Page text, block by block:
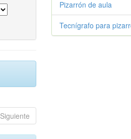
Siguiente
Pizarrón de aula
Tecnígrafo para